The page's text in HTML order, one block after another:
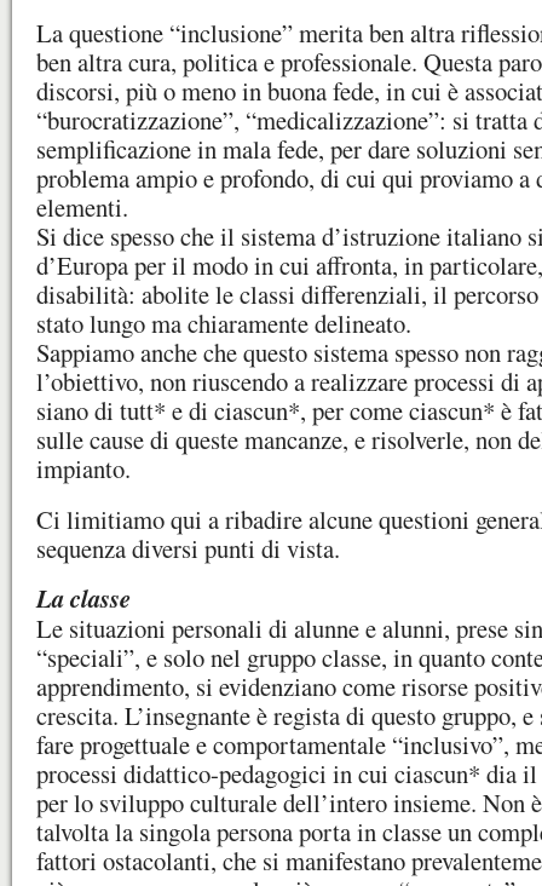
La questione “inclusione” merita ben altra
ben altra cura, politica e professionale. Questa
discorsi, più o meno in buona fede, in cui è
“burocratizzazione”, “medicalizzazione”: si tratta
semplificazione in mala fede, per dare soluzioni
problema ampio e profondo, di cui qui proviamo a
elementi.
Si dice spesso che il sistema d’istruzione italiano
d’Europa per il modo in cui affronta, in
disabilità: abolite le classi differenziali, il percorso
stato lungo ma chiaramente delineato.
Sappiamo anche che questo sistema spesso non
l’obiettivo, non riuscendo a realizzare processi di
siano di tutt* e di ciascun*, per come ciascun* è
sulle cause di queste mancanze, e risolverle, non
impianto.
Ci limitiamo qui a ribadire alcune questioni
sequenza diversi punti di vista.
La classe
Le situazioni personali di alunne e alunni, prese
“speciali”, e solo nel gruppo classe, in quanto
apprendimento, si evidenziano come risorse
crescita. L’insegnante è regista di questo gruppo,
fare progettuale e comportamentale “inclusivo”,
processi didattico-pedagogici in cui ciascun* dia
per lo sviluppo culturale dell’intero insieme. Non
talvolta la singola persona porta in classe un
fattori ostacolanti, che si manifestano